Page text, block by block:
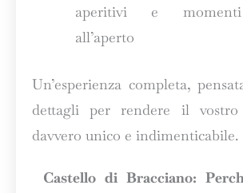
aperitivi e
all’aperto
Un’esperienza completa,
dettagli per rendere il vostro
davvero unico e indimenticabile.
Castello di Bracciano: